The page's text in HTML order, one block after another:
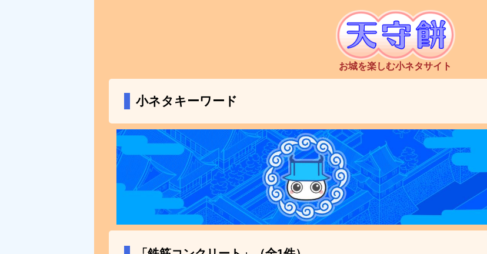
お城を楽しむ小ネタサイト
小ネタキーワード